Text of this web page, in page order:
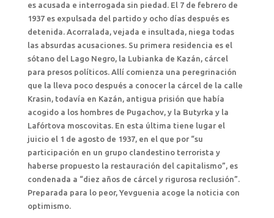
es acusada e interrogada sin piedad. El 7 de febrero de
1937 es expulsada del partido y ocho días después es
detenida. Acorralada, vejada e insultada, niega todas
las absurdas acusaciones. Su primera residencia es el
sótano del Lago Negro, la Lubianka de Kazán, cárcel
para presos políticos. Allí comienza una peregrinación
que la lleva poco después a conocer la cárcel de la calle
Krasin, todavía en Kazán, antigua prisión que había
acogido a los hombres de Pugachov, y la Butyrka y la
Lafórtova moscovitas. En esta última tiene lugar el
juicio el 1 de agosto de 1937, en el que por “su
participación en un grupo clandestino terrorista y
haberse propuesto la restauración del capitalismo”, es
condenada a “diez años de cárcel y rigurosa reclusión”.
Preparada para lo peor, Yevguenia acoge la noticia con
optimismo.